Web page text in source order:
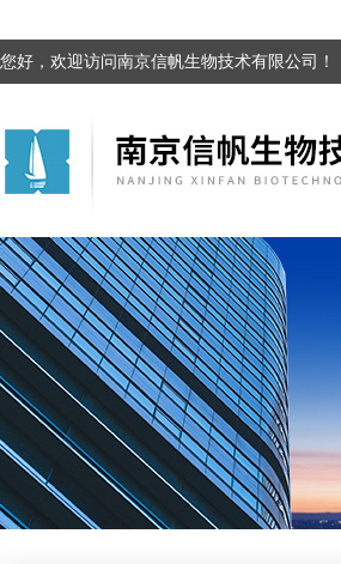
您好，欢迎访问南京信帆生物技术有限公司！